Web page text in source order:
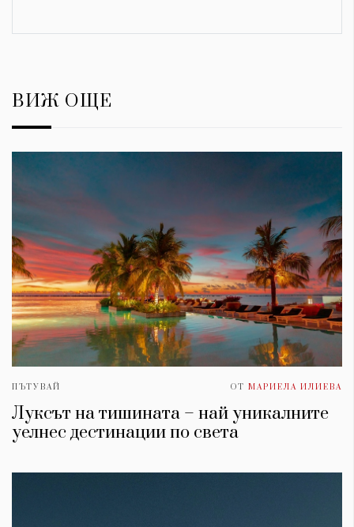
ВИЖ ОЩЕ
ПЪТУВАЙ ОТ МАРИЕЛА ИЛИЕВА
Луксът на тишината – най уникалните
уелнес дестинации по света
КАТЕГОРИИ
Wine&Dine
Мода
ЗА НАС
За нас